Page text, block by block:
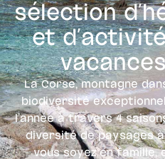
sélection
et
La Corse, montagne
biodiversité
l’année à travers 4
diversité de paysages
vous soyez en famille,